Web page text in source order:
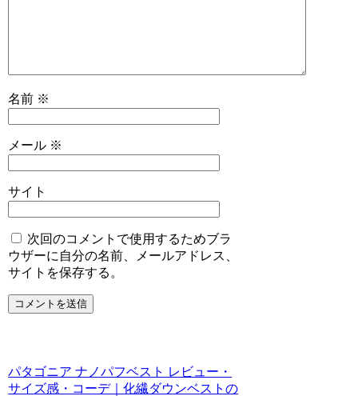
名前 ※
メール ※
サイト
次回のコメントで使用するためブラ
ウザーに自分の名前、メールアドレス、
サイトを保存する。
パタゴニア ナノパフベスト レビュー・
サイズ感・コーデ｜化繊ダウンベストの